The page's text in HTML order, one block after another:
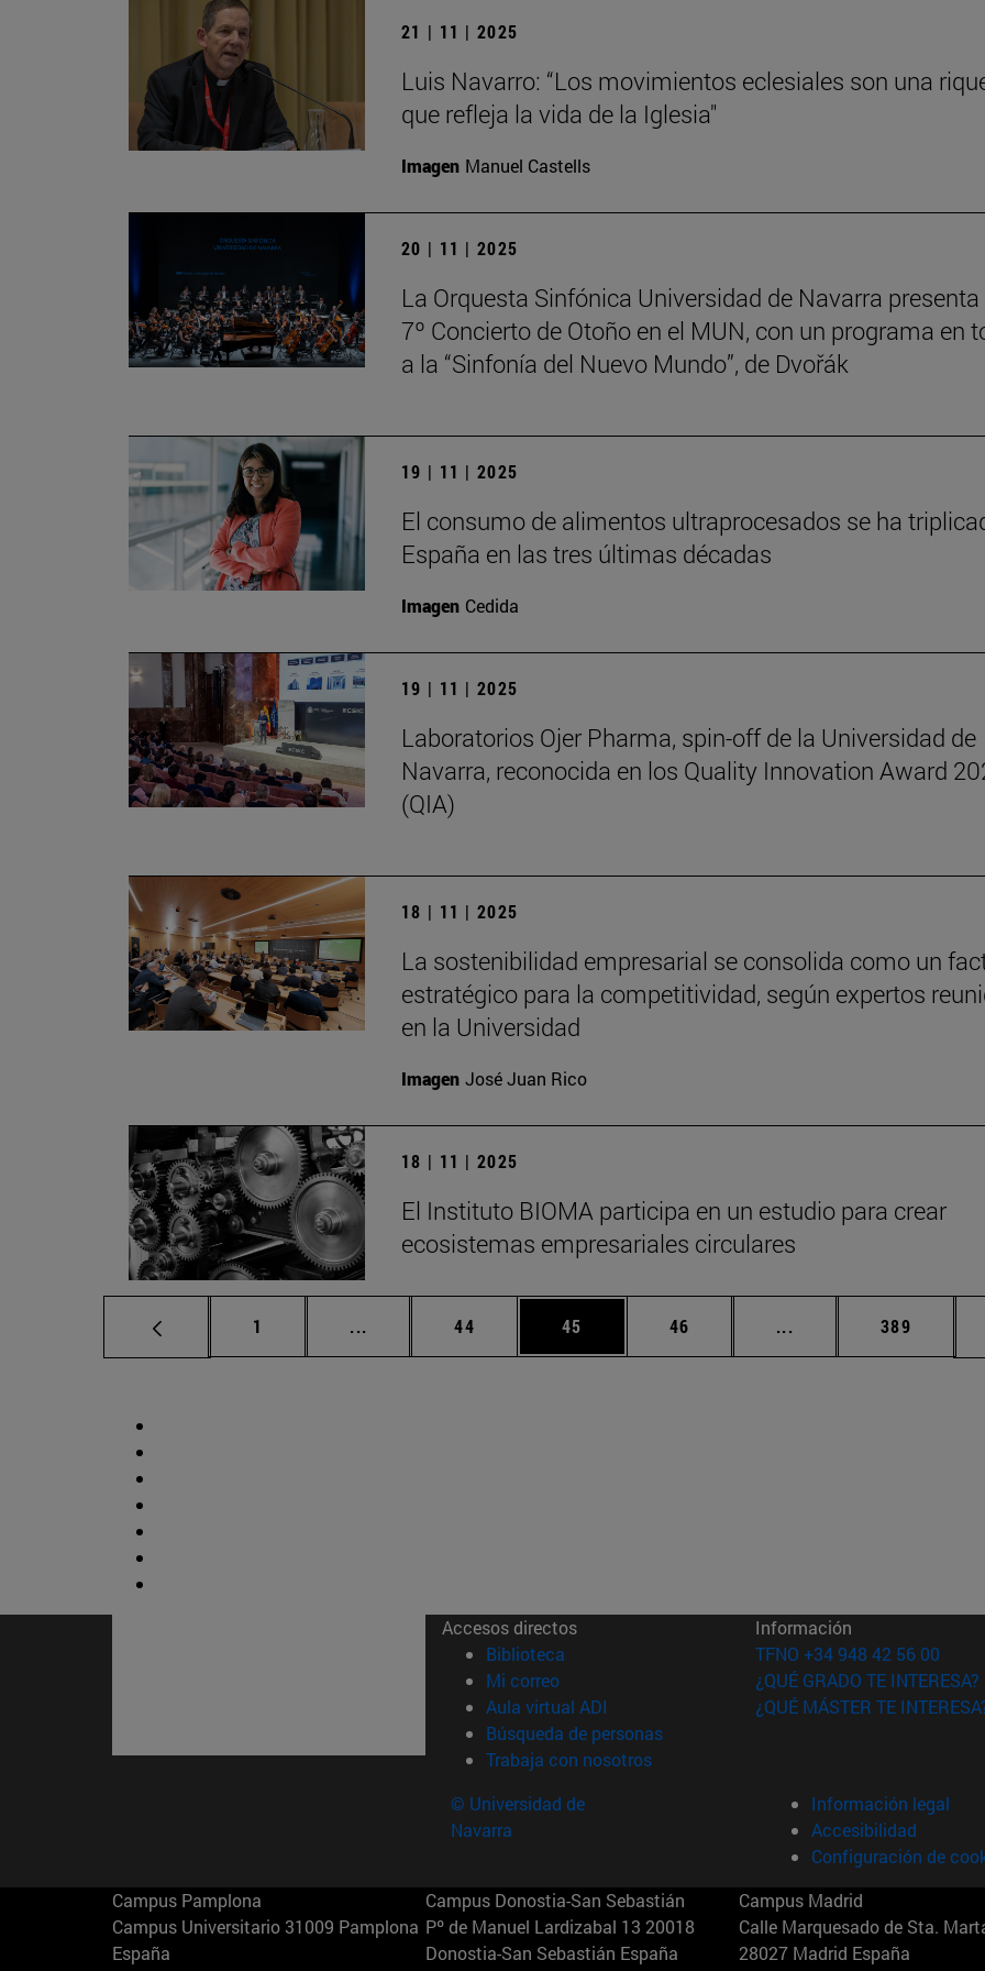
21 | 11 | 2025
Luis Navarro: “Los movimientos eclesiales son una
que refleja la vida de la Iglesia"
Imagen Manuel Castells
20 | 11 | 2025
La Orquesta Sinfónica Universidad de Navarra presenta
7º Concierto de Otoño en el MUN, con un programa en
a la “Sinfonía del Nuevo Mundo”, de Dvořák
19 | 11 | 2025
El consumo de alimentos ultraprocesados se ha
España en las tres últimas décadas
Imagen Cedida
19 | 11 | 2025
Laboratorios Ojer Pharma, spin-off de la Universidad de
Navarra, reconocida en los Quality Innovation Award
(QIA)
18 | 11 | 2025
La sostenibilidad empresarial se consolida como un
estratégico para la competitividad, según expertos
en la Universidad
Imagen José Juan Rico
18 | 11 | 2025
El Instituto BIOMA participa en un estudio para crear
ecosistemas empresariales circulares
Página
1 ... Páginas intermedias Use TAB para desplazarse.
Página
44 Página
45 Página
46 ... Páginas intermedias
Página
389
Accesos directos
Biblioteca (abre en nueva ventana)
Mi correo(abre en nueva ventana)
Aula virtual ADI (abre en nueva ventana)
Búsqueda de personas(abre en nueva ventana)
Trabaja con nosotros(abre en nueva ventana)
Información
TFNO +34 948 42 56 00
¿QUÉ GRADO TE INTERESA?
¿QUÉ MÁSTER TE
© Universidad de
Navarra
Información legal
Accesibilidad
Configuración de
Campus Pamplona
Campus Universitario 31009 Pamplona
España
Campus Donostia-San Sebastián
Pº de Manuel Lardizabal 13 20018
Donostia-San Sebastián España
Campus Madrid
Calle Marquesado de Sta.
28027 Madrid España